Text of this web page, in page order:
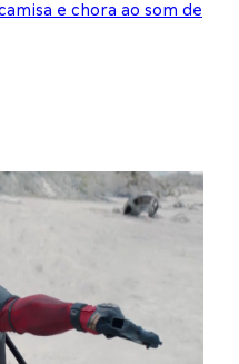
e chora ao som de